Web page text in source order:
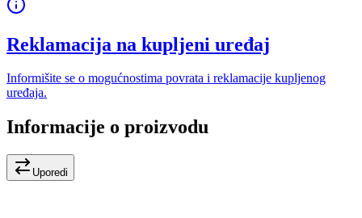
Reklamacija na kupljeni uređaj
Informišite se o mogućnostima povrata i reklamacije kupljenog
uređaja.
Informacije o proizvodu
Uporedi